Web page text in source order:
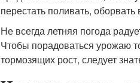
перестать поливать,
Не всегда летняя погода
Чтобы порадоваться урожаю
тормозящих рост, следует